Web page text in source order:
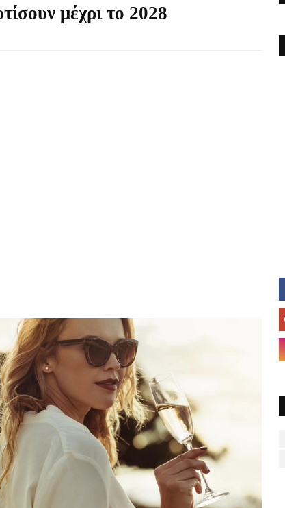
μέχρι το 2028